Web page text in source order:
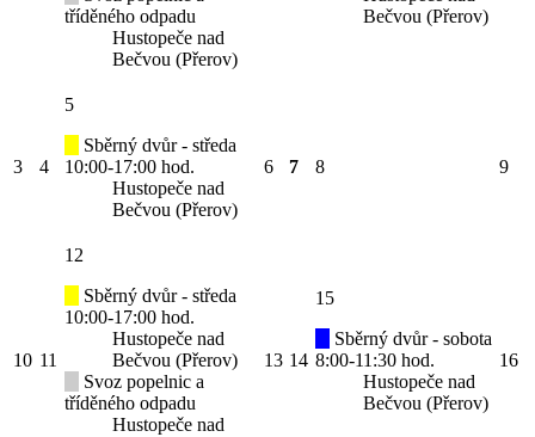
tříděného odpadu
Hustopeče nad
Bečvou (Přerov)
Bečvou (Přerov)
3 4
5
Sběrný dvůr - středa
10:00-17:00 hod.
Hustopeče nad
Bečvou (Přerov)
6 7 8 9
10 11
12
Sběrný dvůr - středa
10:00-17:00 hod.
Hustopeče nad
Bečvou (Přerov)
Svoz popelnic a
tříděného odpadu
Hustopeče nad
13 14
15
Sběrný dvůr - sobota
8:00-11:30 hod.
Hustopeče nad
Bečvou (Přerov)
16